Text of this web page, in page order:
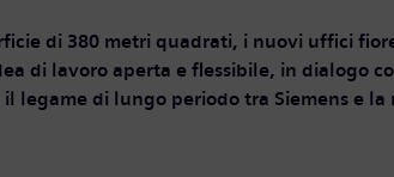
di 380 metri quadrati, i nuovi uffici
di lavoro aperta e flessibile, in dialogo
legame di lungo periodo tra Siemens e